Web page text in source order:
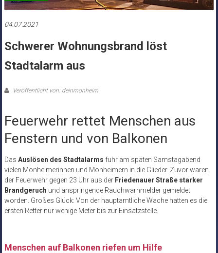
04.07.2021
Schwerer Wohnungsbrand löst
Stadtalarm aus
Veröffentlicht von: deinmonheim
Feuerwehr rettet Menschen aus
Fenstern und von Balkonen
Das Auslösen des Stadtalarms fuhr am späten Samstagabend
vielen Monheimerinnen und Monheimern in die Glieder. Zuvor waren
der Feuerwehr gegen 23 Uhr aus der Friedenauer Straße starker
Brandgeruch und anspringende Rauchwarnmelder gemeldet
worden. Großes Glück: Von der hauptamtliche Wache hatten es die
ersten Retter nur wenige Meter bis zur Einsatzstelle.
Menschen auf Balkonen riefen um Hilfe